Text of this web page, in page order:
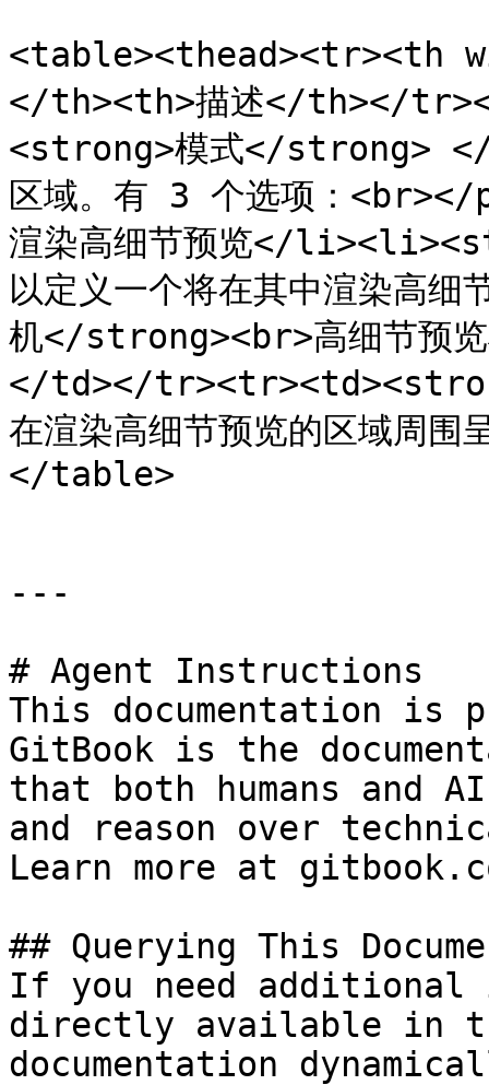
<table><thead><tr><th
</th><th>描述</th></
<strong>模式</strong> </
区域。有 3 个选项：
渲染高细节预览</
以定义一个将在其中渲染
机</strong><br>高细节预
</td></
在渲染高细节预览的区域周
</table>
---
# Agent Instructions
This documentation is
GitBook is the
that both humans and
and reason over
Learn more at
## Querying This
If you need
directly available in
documentation